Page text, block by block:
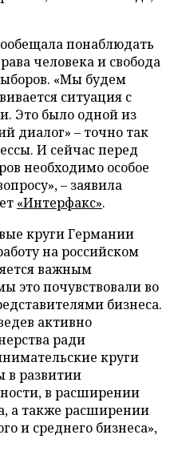
понаблюдать
человека и свобода
«Мы будем
ситуация с
Это было одной из
диалог» – точно так
И сейчас перед
необходимо особое
– заявила
«Интерфакс».
круги Германии
на российском
важным
это почувствовали во
бизнеса.
активно
ради
круги
в развитии
в расширении
а также расширении
и среднего бизнеса»,